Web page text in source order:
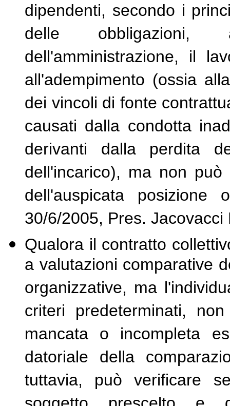
dipendenti, secondo i
delle obbligazioni,
dell'amministrazione, il
all'adempimento (ossia
dei vincoli di fonte
causati dalla condotta
derivanti dalla perdita
dell'incarico), ma non
dell'auspicata posizione
30/6/2005, Pres.
Qualora il contratto
a valutazioni comparative
organizzative, ma
criteri predeterminati,
mancata o incompleta
datoriale della
tuttavia, può verificare